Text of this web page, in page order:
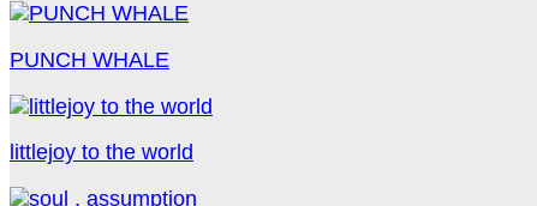
PUNCH WHALE
littlejoy to the world